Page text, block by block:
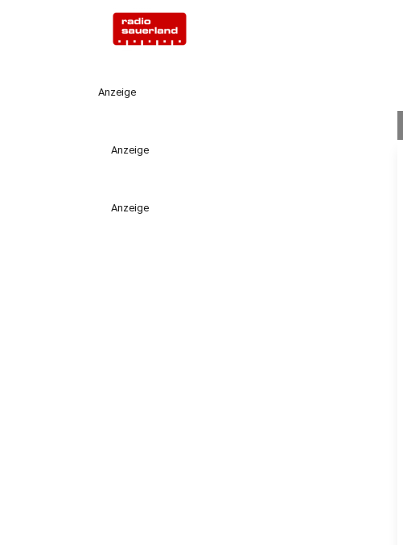
Anzeige
Anzeige
Anzeige